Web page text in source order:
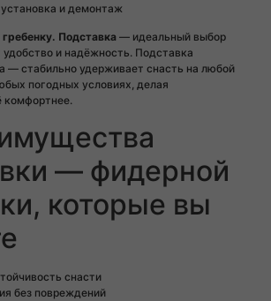
и демонтаж
Подставка — идеальный выбор
удобство и надёжность. Подставка
— стабильно удерживает снасть на любой
погодных условиях, делая
— фидерной
которые вы
снасти
без повреждений